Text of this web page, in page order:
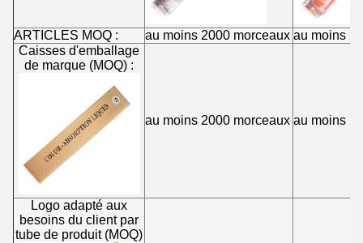
ARTICLES MOQ : au moins 2000 morceaux au moins
Caisses d'emballage
de marque (MOQ) :
au moins 2000 morceaux au moins
Logo adapté aux
besoins du client par
tube de produit (MOQ)